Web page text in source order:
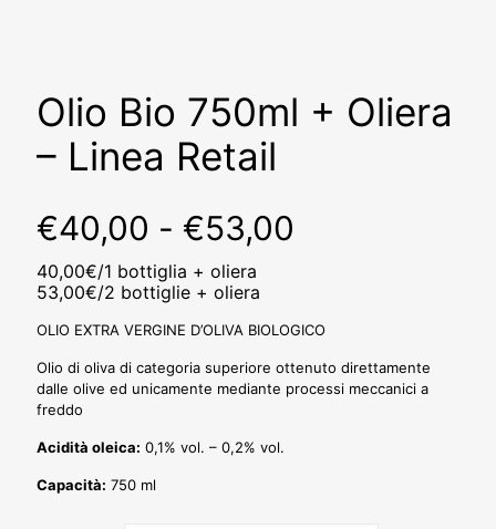
Olio Bio 750ml + Oliera
– Linea Retail
€40,00 - €53,00
da
€40,00
a
40,00€/1 bottiglia + oliera
53,00€/2 bottiglie + oliera
OLIO EXTRA VERGINE D’OLIVA BIOLOGICO
Olio di oliva di categoria superiore ottenuto direttamente
dalle olive ed unicamente mediante processi meccanici a
freddo
Acidità oleica: 0,1% vol. – 0,2% vol.
Capacità: 750 ml